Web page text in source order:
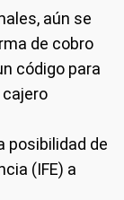
aún se
de cobro
código para
cajero
posibilidad de
(IFE) a